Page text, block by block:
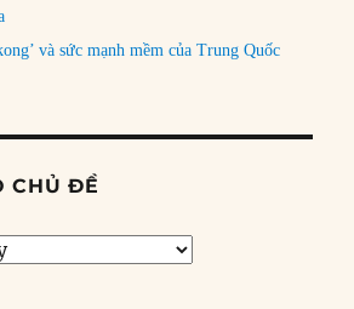
và sức mạnh mềm của Trung Quốc
CHỦ ĐỀ